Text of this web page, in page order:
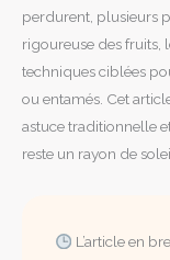
perdurent, plusieurs
rigoureuse des fruits,
techniques ciblées
ou entamés. Cet
astuce traditionnelle
reste un rayon de
L’article en